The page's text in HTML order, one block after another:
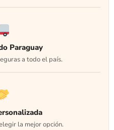
Paraguay
a todo el país.
la mejor opción.